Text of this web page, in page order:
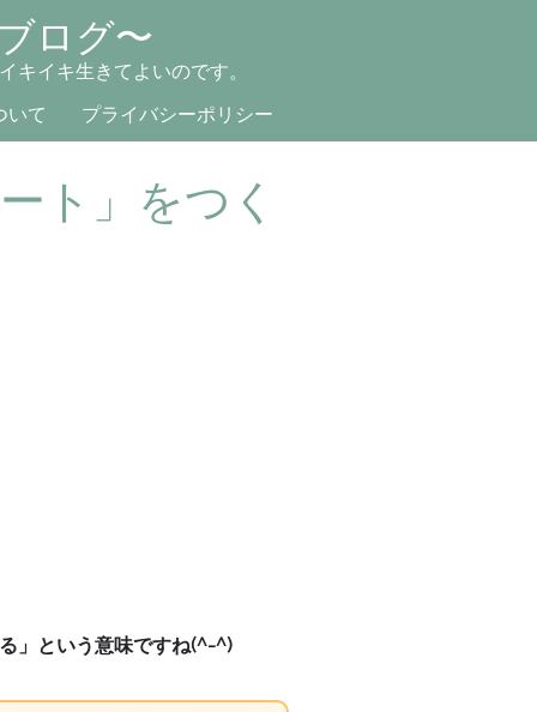
ログ〜
イキ生きてよいのです。
いて
プライバシーポリシー
ト」をつく
」という意味ですね(^-^)